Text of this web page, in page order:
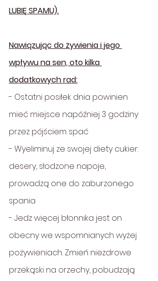
LUBIĘ SPAMU).
Nawiązując do żywienia i jego
wpływu na sen, oto kilka
dodatkowych rad:
- Ostatni posiłek dnia powinien
mieć miejsce napóźniej 3 godziny
przez pójściem spać
- Wyeliminuj ze swojej diety cukier:
desery, słodzone napoje,
prowadzą one do zaburzonego
spania
- Jedz więcej błonnika jest on
obecny we wspomnianych wyżej
pożywieniach. Zmień niezdrowe
przekąski na orzechy, pobudzają